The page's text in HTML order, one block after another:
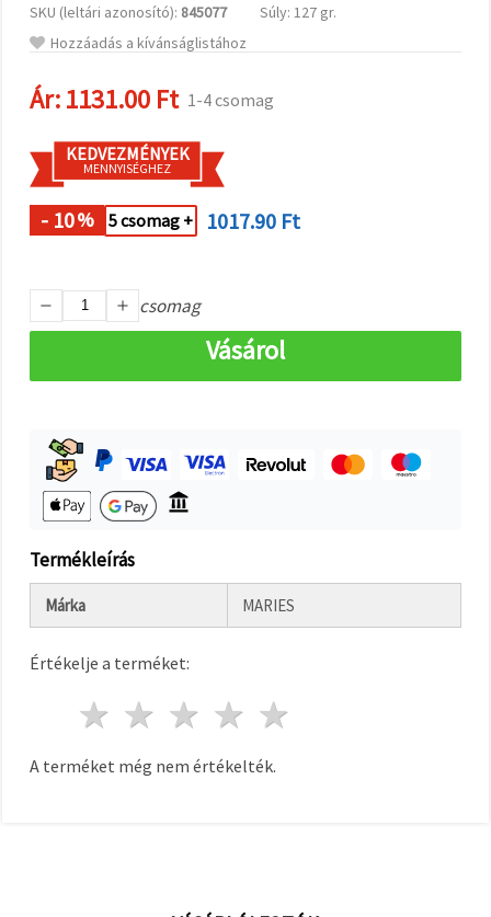
elfogadhatja
sütit, vagy
megadhatja
típusú sütik
kiválasztásával
és a
"Mentés"
gombra
kattintva.
Fogadja
el
Beállítások
SKU (leltári azonosító): 845077
Súly: 127 gr.
Hozzáadás a kívánságlistához
Ár:1131.00 Ft 1-4 csomag
KEDVEZMÉNYEK
MENNYISÉGHEZ
- 10% 5 csomag + 1017.90 Ft
csomag
Vásárol
Termékleírás
Márka MARIES
Értékelje a terméket:
4 csillagok
3 csillagok
2 csillagok
1 csillag
A terméket még nem értékelték.